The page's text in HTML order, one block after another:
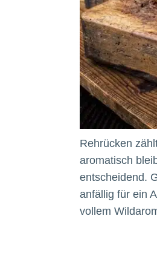
Rehrücken
aromatisch
entscheidend.
anfällig für ein
vollem